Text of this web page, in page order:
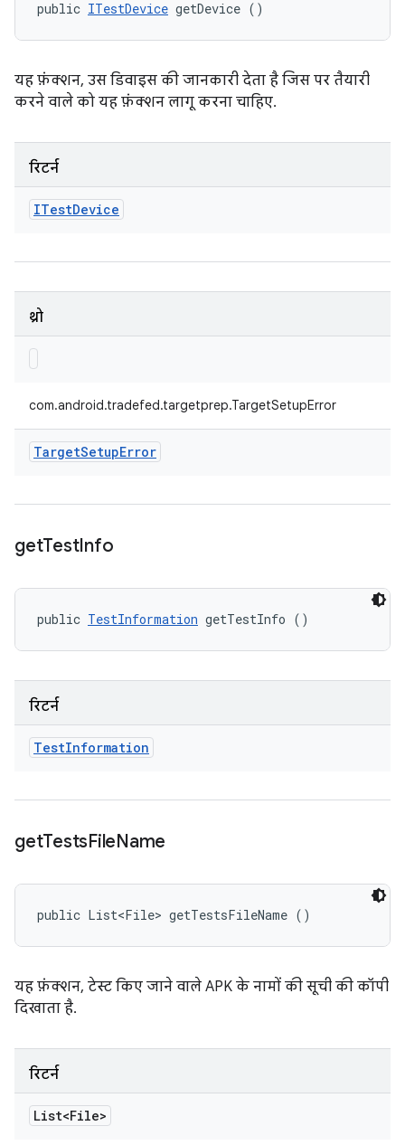
public ITestDevice getDevice ()
यह फ़ंक्शन, उस डिवाइस की जानकारी देता है जिस पर तैयारी
करने वाले को यह फ़ंक्शन लागू करना चाहिए.
रिटर्न
ITestDevice
थ्रो
com.android.tradefed.targetprep.TargetSetupError
TargetSetupError
getTestInfo
public TestInformation getTestInfo ()
रिटर्न
TestInformation
getTestsFileName
public List<File> getTestsFileName ()
यह फ़ंक्शन, टेस्ट किए जाने वाले APK के नामों की सूची की कॉपी
दिखाता है.
रिटर्न
List<File>